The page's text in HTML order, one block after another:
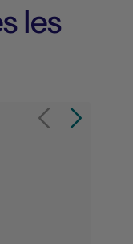
les
Carrousel de
Carrousel